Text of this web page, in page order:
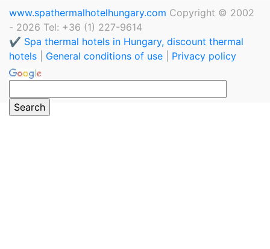
www.spathermalhotelhungary.com Copyright © 2002
- 2026 Tel: +36 (1) 227-9614
✔️ Spa thermal hotels in Hungary, discount thermal
hotels
General conditions of use Privacy policy